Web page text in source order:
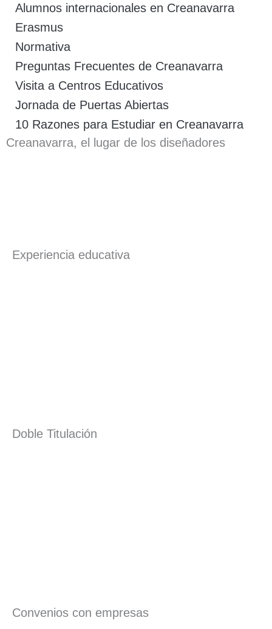
Alumnos internacionales en Creanavarra
Erasmus
Normativa
Preguntas Frecuentes de Creanavarra
Visita a Centros Educativos
Jornada de Puertas Abiertas
10 Razones para Estudiar en Creanavarra
Creanavarra, el lugar de los diseñadores
Experiencia educativa
Doble Titulación
Convenios con empresas